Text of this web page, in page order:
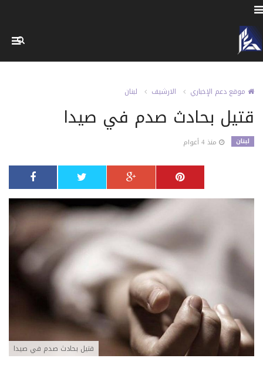
موقع دعم الإخباري الارشيف لبنان
قتيل بحادث صدم في صيدا
لبنان منذ 4 أعوام
قتيل بحادث صدم في صيدا